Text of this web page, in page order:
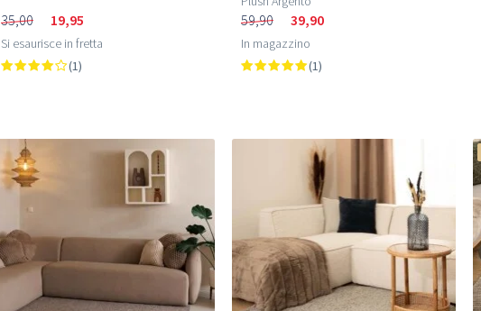
35,00 19,95
Si esaurisce in fretta
(1)
59,90 39,90
In magazzino
(1)